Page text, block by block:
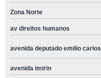
Zona Norte
av direitos humanos
avenida deputado emilio carlos
avenida imirin